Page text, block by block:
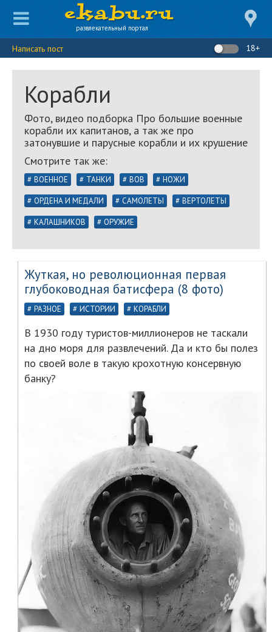
развлекательный портал
Написать пост 18+
Корабли
Фото, видео подборка Про большие военные
корабли их капитанов, а так же про
затонувшие и парусные корабли и их крушение
Смотрите так же:
ВОЕННОЕ ТАНКИ ВОВ НОЖИ
ОРДЕНА И МЕДАЛИ САМОЛЕТЫ ВЕРТОЛЕТЫ
КАЛАШНИКОВ ОРУЖИЕ
Жуткая, но революционная первая
глубоководная батисфера (8 фото)
РАЗНОЕ ИСТОРИИ КОРАБЛИ
В 1930 году туристов-миллионеров не таскали
на дно моря для развлечений. Да и кто бы полез
по своей воле в такую крохотную консервную
банку?